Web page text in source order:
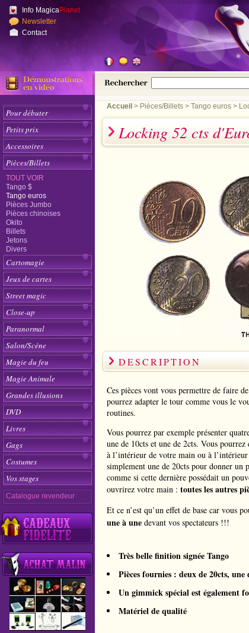
Info MagicaPlanet
Newsletter
Contact
Pour débuter
Petits prix
Accessoires
Pièces/Billets
TOUT VOIR
Tango $
Tango euros
Pièces Jumbo
Pièces chinoises
Okito
Billets
Jetons
Divers
Cartomagie
Jeux de cartes
Street magic
Close-up
Paranormal
Salon/Scéne
Magie du feu
Magie Animale
Grandes illusions
DVD
Livres
Gags
Costumes
Vos stages
Catalogue revendeur
Accueil > Pièces/Billets Tango euros
Locking 52 cts
DESCRIPTION
Ces pièces vont vous permettre de faire
pourrez adapter le tour comme vous le
routines.
Vous pourrez par exemple présenter
une de 10cts et une de 2cts. Vous
à l’intérieur de votre main ou à
simplement une de 20cts pour donner un
comme si cette dernière possédait un
ouvrirez votre main : toutes les autres
Et ce n’est qu’un effet de base car vous
une à une devant vos spectateurs !!!
Très belle finition signée Tango
Pièces fournies : deux de 20cts, une
Un gimmick spécial est également
Matériel de qualité